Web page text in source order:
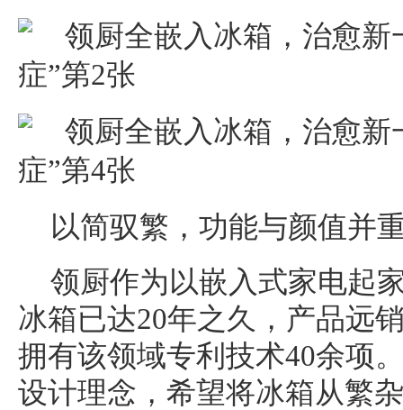
以简驭繁，功能与颜值并
领厨作为以嵌入式家电起
冰箱已达20年之久，产品远
拥有该领域专利技术40余项
设计理念，希望将冰箱从繁